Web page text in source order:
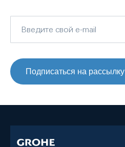
Подписаться на рассылку